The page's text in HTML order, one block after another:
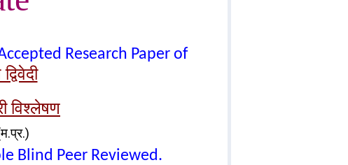
Research Paper of
विश्लेषण
Blind Peer Reviewed.